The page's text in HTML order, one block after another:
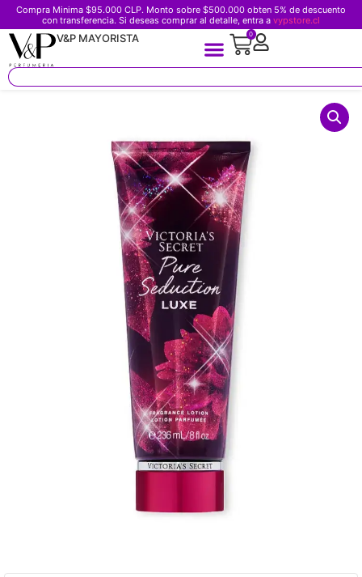
Compra Minima $95.000 CLP. Monto sobre $500.000 obten 5% de descuento
con transferencia. Si deseas comprar al detalle, entra a vypstore.cl
V&P MAYORISTA 0